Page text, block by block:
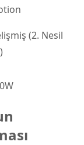
(2. Nesil